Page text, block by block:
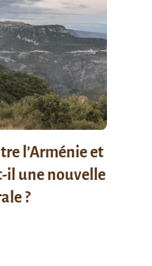
l’Arménie et
il une nouvelle
?